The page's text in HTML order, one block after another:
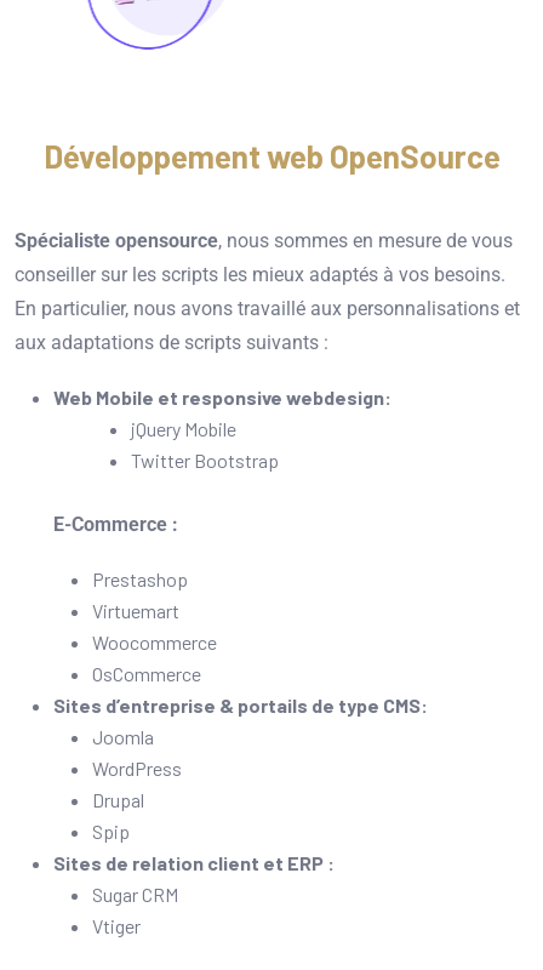
Développement web OpenSource
Spécialiste opensource, nous sommes en mesure de vous
conseiller sur les scripts les mieux adaptés à vos besoins.
En particulier, nous avons travaillé aux personnalisations et
aux adaptations de scripts suivants :
Web Mobile et responsive webdesign:
jQuery Mobile
Twitter Bootstrap
E-Commerce :
Prestashop
Virtuemart
Woocommerce
OsCommerce
Sites d’entreprise & portails de type CMS:
Joomla
WordPress
Drupal
Spip
Sites de relation client et ERP :
Sugar CRM
Vtiger